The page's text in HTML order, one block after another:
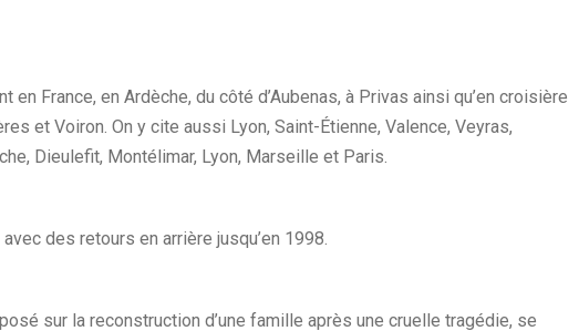
France, en Ardèche, du côté d’Aubenas, à Privas ainsi qu’en croisière
et Voiron. On y cite aussi Lyon, Saint-Étienne, Valence, Veyras,
Dieulefit, Montélimar, Lyon, Marseille et Paris.
des retours en arrière jusqu’en 1998.
sur la reconstruction d’une famille après une cruelle tragédie, se